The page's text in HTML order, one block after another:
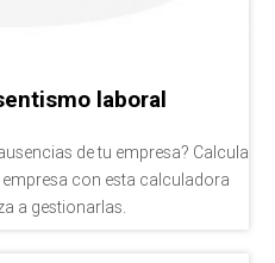
laboral
de tu empresa? Calcula
con esta calculadora
a gestionarlas.